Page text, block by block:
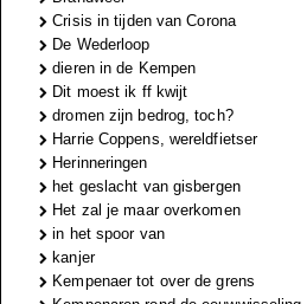
Crisis in tijden van Corona
De Wederloop
dieren in de Kempen
Dit moest ik ff kwijt
dromen zijn bedrog, toch?
Harrie Coppens, wereldfietser
Herinneringen
het geslacht van gisbergen
Het zal je maar overkomen
in het spoor van
kanjer
Kempenaer tot over de grens